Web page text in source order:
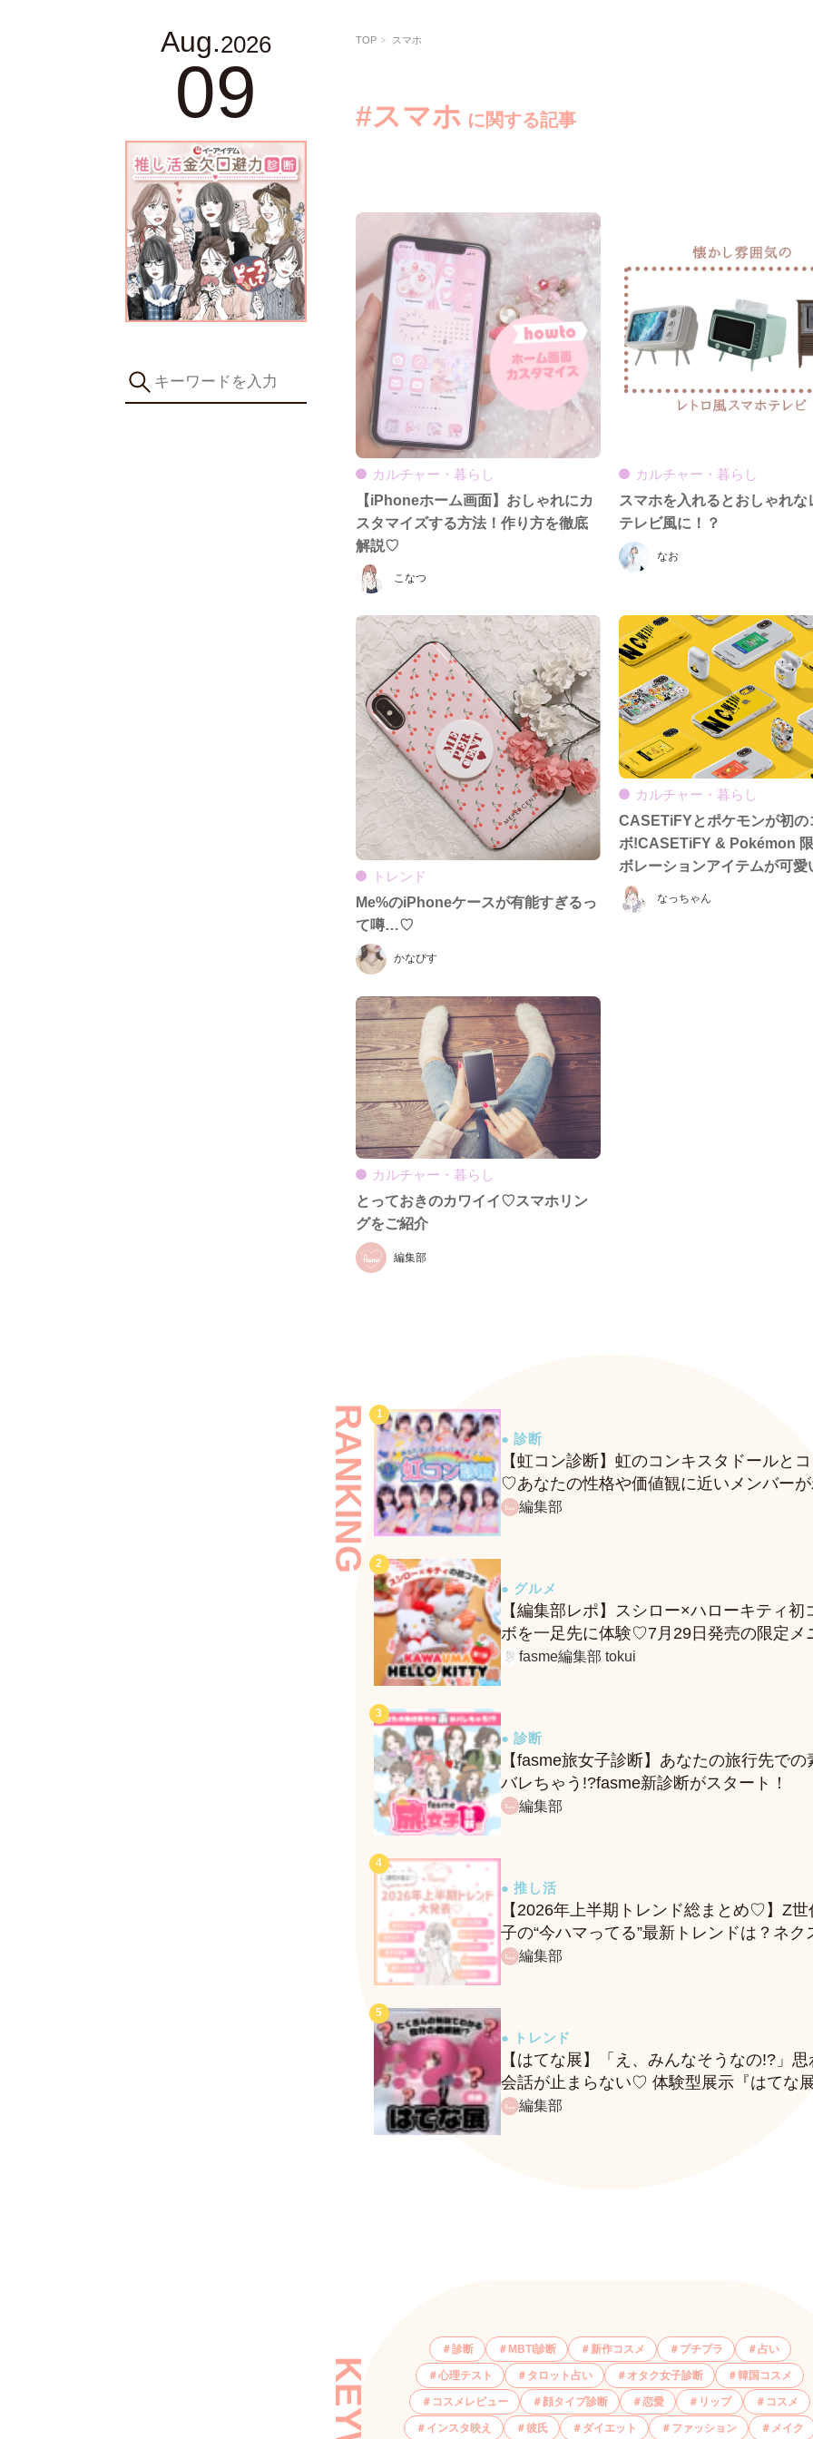
Aug.2026
09
TOP スマホ
#スマホ に関する記事
こなつ
カルチャー・暮らし
【iPhoneホーム画面】おしゃれにカ
スタマイズする方法！作り方を徹底
解説♡
なお
カルチャー・暮らし
スマホを入れるとおしゃれな
テレビ風に！？
かなぴす
トレンド
Me%のiPhoneケースが有能すぎるっ
て噂…♡
なっちゃん
カルチャー・暮らし
CASETiFYとポケモンが初の
ボ!CASETiFY & Pokémon
ボレーションアイテムが可
編集部
カルチャー・暮らし
とっておきのカワイイ♡スマホリン
グをご紹介
RANKING ● 診断
【虹コン診断】虹のコンキスタドールと
♡あなたの性格や価値観に近いメンバー
る、fasmeの新診断がスタート！
編集部
● グルメ
【編集部レポ】スシロー×ハローキティ初
ボを一足先に体験♡7月29日発売の限定メ
ー＆グッズをレポ！
fasme編集部 tokui
● 診断
【fasme旅女子診断】あなたの旅行先での
バレちゃう!?fasme新診断がスタート！
編集部
● 推し活
【2026年上半期トレンド総まとめ♡】Z世
子の“今ハマってる”最新トレンドは？ネク
バズ予報もチェック♪
編集部
● トレンド
【はてな展】「え、みんなそうなの!?」思
会話が止まらない♡ 体験型展示『はてな展
に行ってきたレポ
編集部
診断 MBTI診断 新作コスメ プチプラ 占い
心理テスト タロット占い オタク女子診断 韓国コスメ
コスメレビュー 顔タイプ診断 恋愛 リップ コスメ
インスタ映え 彼氏 ダイエット ファッション メイク